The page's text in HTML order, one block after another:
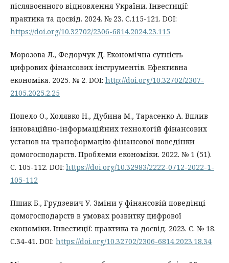
післявоєнного відновлення України. Інвестиції:
практика та досвід. 2024. № 23. С.115-121. DOI:
https://doi.org/10.32702/2306-6814.2024.23.115
Морозова Л., Федорчук Д. Економічна сутність
цифрових фінансових інструментів. Ефективна
економіка. 2025. № 2. DOI: http://doi.org/10.32702/2307-
2105.2025.2.25
Попело О., Холявко Н., Дубина М., Тарасенко А. Вплив
інноваційно-інформаційних технологій фінансових
установ на трансформацію фінансової поведінки
домогосподарств. Проблеми економіки. 2022. № 1 (51).
С. 105-112. DOI: https://doi.org/10.32983/2222-0712-2022-1-
105-112
Пшик Б., Грудзевич У. Зміни у фінансовій поведінці
домогосподарств в умовах розвитку цифрової
економіки. Інвестиції: практика та досвід. 2023. С. № 18.
С.34-41. DOI: https://doi.org/10.32702/2306-6814.2023.18.34